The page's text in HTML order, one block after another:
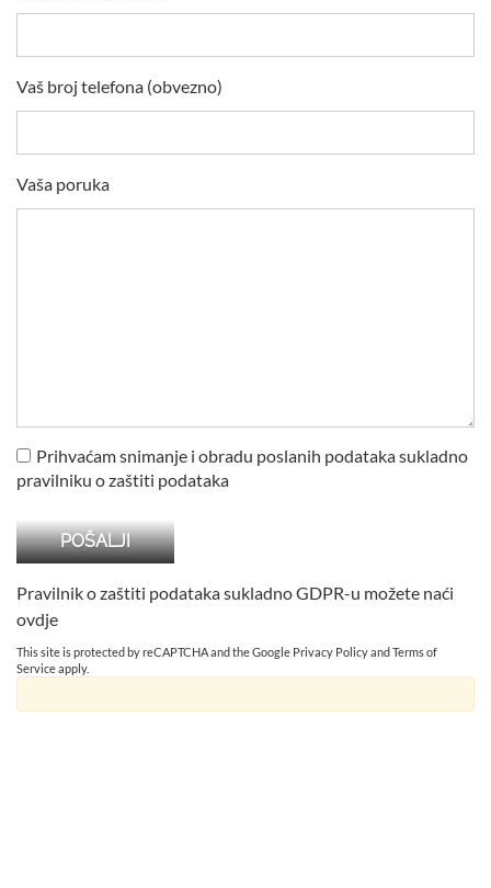
Vaš broj telefona (obvezno)
Vaša poruka
Prihvaćam snimanje i obradu poslanih podataka sukladno
pravilniku o zaštiti podataka
Pravilnik o zaštiti podataka sukladno GDPR-u možete naći
ovdje
This site is protected by reCAPTCHA and the Google Privacy PolicyandTerms of
Serviceapply.